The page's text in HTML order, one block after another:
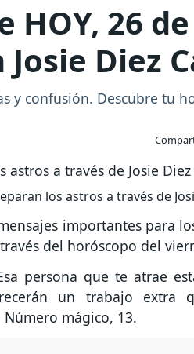
HOY, 26
Diez
y confusión. Descubre tu
los astros a través de
importantes para
del horóscopo del
persona que te atrae
un trabajo extra
mágico, 13.